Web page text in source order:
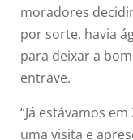
moradores
por sorte, havia
para deixar a
entrave.
“Já estávamos
uma visita e